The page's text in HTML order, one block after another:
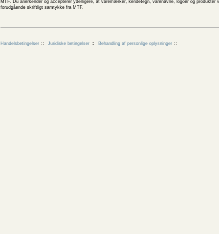
MTF. Du anerkender og accepterer yderligere, at varemærker, kendetegn, varenavne, logoer og
forudgående skriftligt samtykke fra MTF.
Handelsbetingelser Juridiske betingelser Behandling af personlige oplysninger